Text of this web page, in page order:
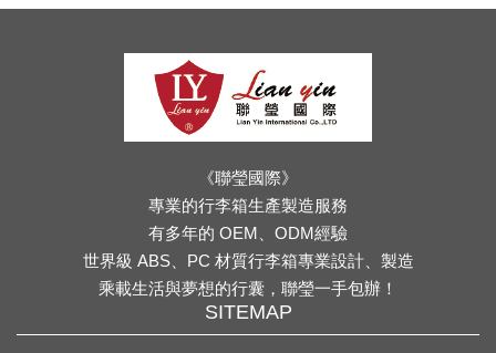
《聯瑩國際》
專業的行李箱生產製造服務
有多年的 OEM、ODM經驗
世界級 ABS、PC 材質行李箱專業設計、製造
乘載生活與夢想的行囊，聯瑩一手包辦！
SITEMAP